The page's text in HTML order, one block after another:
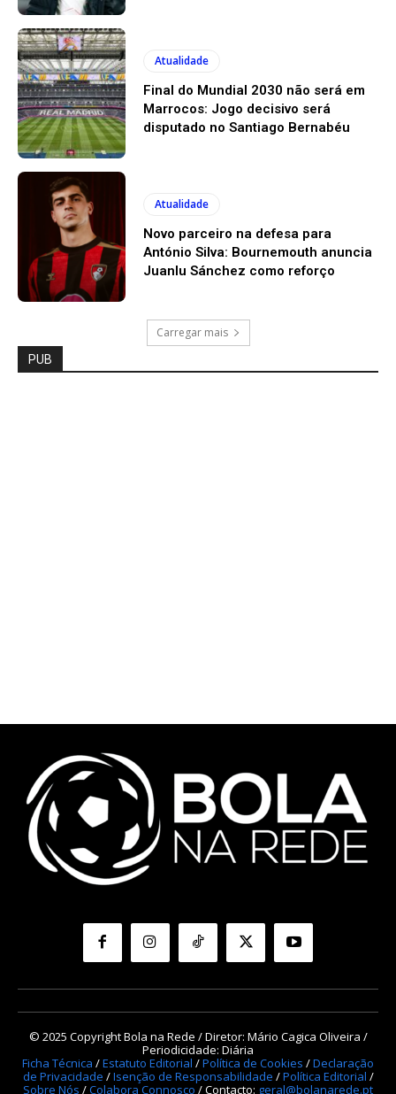
Atualidade
Final do Mundial 2030 não será em
Marrocos: Jogo decisivo será
disputado no Santiago Bernabéu
Atualidade
Novo parceiro na defesa para
António Silva: Bournemouth anuncia
Juanlu Sánchez como reforço
Carregar mais
PUB
© 2025 Copyright Bola na Rede / Diretor: Mário Cagica Oliveira /
Periodicidade: Diária
Ficha Técnica /Estatuto Editorial /Política de Cookies /Declaração
de Privacidade /Isenção de Responsabilidade /Política Editorial /
Sobre Nós /Colabora Connosco / Contacto: geral@bolanarede.pt